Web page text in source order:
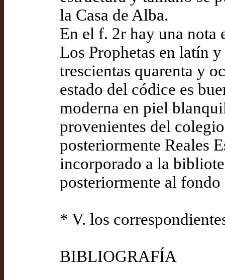
la Casa de Alba.
En el f. 2r hay una
Los Prophetas en latín
trescientas quarenta y
estado del códice es
moderna en piel
provenientes del
posteriormente Reales
incorporado a la
posteriormente al fondo
* V. los
BIBLIOGRAFÍA